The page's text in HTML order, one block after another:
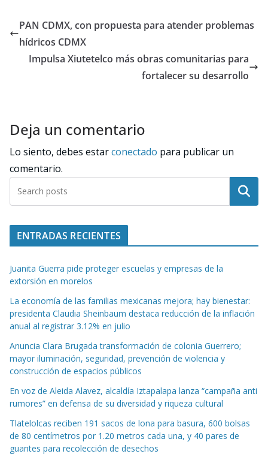
PAN CDMX, con propuesta para atender problemas
hídricos CDMX
Impulsa Xiutetelco más obras comunitarias para
fortalecer su desarrollo
Deja un comentario
Lo siento, debes estarconectado para publicar un
comentario.
Buscar
ENTRADAS RECIENTES
Juanita Guerra pide proteger escuelas y empresas de la
extorsión en morelos
La economía de las familias mexicanas mejora; hay bienestar:
presidenta Claudia Sheinbaum destaca reducción de la inflación
anual al registrar 3.12% en julio
Anuncia Clara Brugada transformación de colonia Guerrero;
mayor iluminación, seguridad, prevención de violencia y
construcción de espacios públicos
En voz de Aleida Alavez, alcaldía Iztapalapa lanza “campaña anti
rumores” en defensa de su diversidad y riqueza cultural
Tlatelolcas reciben 191 sacos de lona para basura, 600 bolsas
de 80 centímetros por 1.20 metros cada una, y 40 pares de
guantes para recolección de desechos